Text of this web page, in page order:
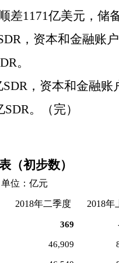
1171亿美元，储
，资本和金融账
。
，资本和金融账
。（完）
（初步数）
单位：亿元
2018年二季度 2018年
369
46,909